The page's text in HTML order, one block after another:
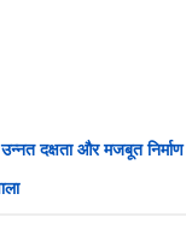
दक्षता और मजबूत